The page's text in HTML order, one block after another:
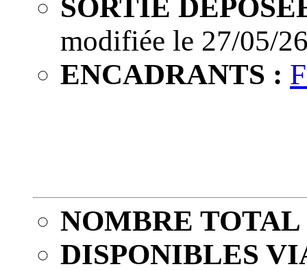
SORTIE
modifiée le 27/05/
ENCADRANTS :
NOMBRE TOTAL
DISPONIBLES